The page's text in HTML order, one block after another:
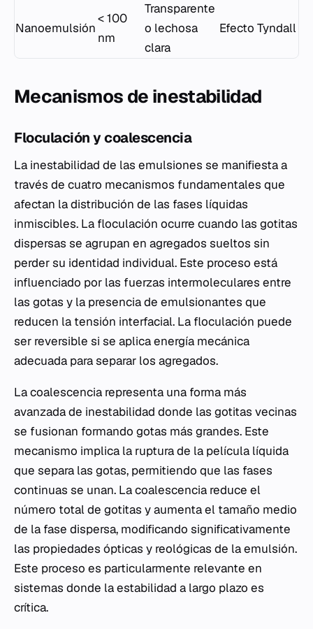
Nanoemulsión
< 100
nm
Transparente
o lechosa
clara
Efecto Tyndall
Mecanismos de inestabilidad
Floculación y coalescencia
La inestabilidad de las emulsiones se manifiesta a
través de cuatro mecanismos fundamentales que
afectan la distribución de las fases líquidas
inmiscibles. La floculación ocurre cuando las gotitas
dispersas se agrupan en agregados sueltos sin
perder su identidad individual. Este proceso está
influenciado por las fuerzas intermoleculares entre
las gotas y la presencia de emulsionantes que
reducen la tensión interfacial. La floculación puede
ser reversible si se aplica energía mecánica
adecuada para separar los agregados.
La coalescencia representa una forma más
avanzada de inestabilidad donde las gotitas vecinas
se fusionan formando gotas más grandes. Este
mecanismo implica la ruptura de la película líquida
que separa las gotas, permitiendo que las fases
continuas se unan. La coalescencia reduce el
número total de gotitas y aumenta el tamaño medio
de la fase dispersa, modificando significativamente
las propiedades ópticas y reológicas de la emulsión.
Este proceso es particularmente relevante en
sistemas donde la estabilidad a largo plazo es
crítica.